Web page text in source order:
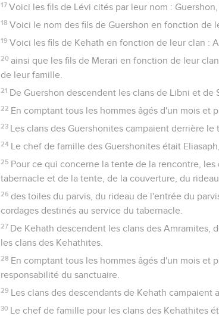
17 Voici les fils de Lévi cités par leur nom : Guershon,
18 Voici le nom des fils de Guershon en fonction de
19 Voici les fils de Kehath en fonction de leur clan :
20 ainsi que les fils de Merari en fonction de leur
de leur famille.
21 De Guershon descendent les clans de Libni et de
22 En comptant tous les hommes âgés d'un mois et
23 Les clans des Guershonites campaient derrière le
24 Le chef de famille des Guershonites était
25 Pour ce qui concerne la tente de la rencontre,
tabernacle et de la tente, de la couverture, du
26 des toiles du parvis, du rideau de l'entrée du
cordages destinés au service du tabernacle.
27 De Kehath descendent les clans des Amramites,
les clans des Kehathites.
28 En comptant tous les hommes âgés d'un mois
responsabilité du sanctuaire.
29 Les clans des descendants de Kehath campaient
30 Le chef de famille pour les clans des Kehathites